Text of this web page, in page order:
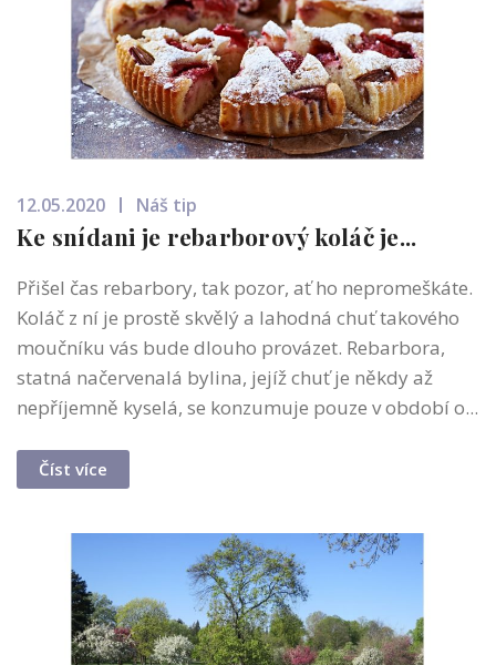
12.05.2020 Náš tip
Ke snídani je rebarborový koláč je...
Přišel čas rebarbory, tak pozor, ať ho nepromeškáte.
Koláč z ní je prostě skvělý a lahodná chuť takového
moučníku vás bude dlouho provázet. Rebarbora,
statná načervenalá bylina, jejíž chuť je někdy až
nepříjemně kyselá, se konzumuje pouze v období o...
Číst více